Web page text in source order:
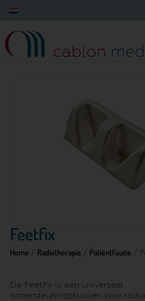
Feetfix
Home / Radiotherapie / Patiëntfixatie /
De Feetfix is een universeel
ondersteuningskussen voor